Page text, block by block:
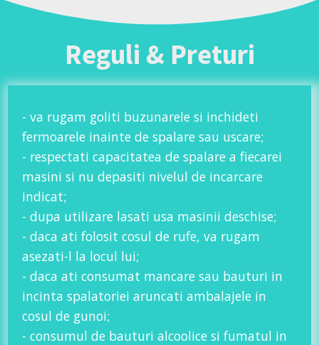
Reguli & Preturi
- va rugam goliti buzunarele si inchideti
fermoarele inainte de spalare sau uscare;
- respectati capacitatea de spalare a fiecarei
masini si nu depasiti nivelul de incarcare
indicat;
- dupa utilizare lasati usa masinii deschise;
- daca ati folosit cosul de rufe, va rugam
asezati-l la locul lui;
- daca ati consumat mancare sau bauturi in
incinta spalatoriei aruncati ambalajele in
cosul de gunoi;
- consumul de bauturi alcoolice si fumatul in